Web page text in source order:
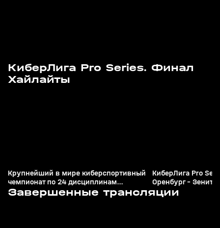
КиберЛига Pro Series. Финал
Хайлайты
30 янв, 13:24
Крупнейший в мире киберспортивный
чемпионат по 24 дисциплинам
состоится в Эр-Рияде
КиберЛига Pro
Оренбург - Зенит
Завершенные трансляции
22 мар, 10:50 21 мар, 10:45